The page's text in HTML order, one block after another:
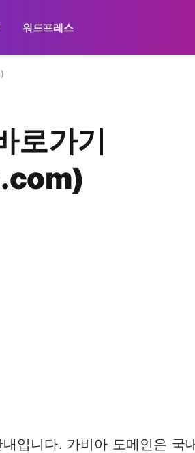
워드프레스
로가기
입니다. 가비아 도메인은 국